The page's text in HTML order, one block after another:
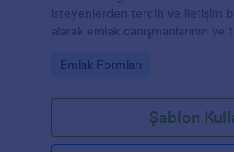
isteyenlerden tercih ve iletişim
alarak emlak danışmanlarının ve
Go to Category:
Emlak Formları
Şablon